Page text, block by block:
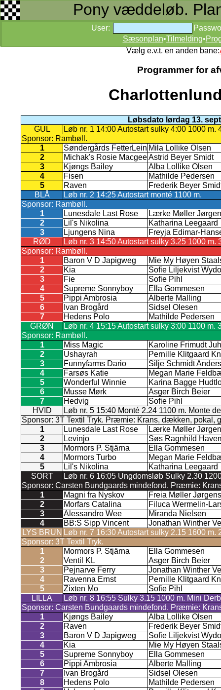
Pony væddeløb.
User:
Sæsonplan•Tilmelding•
Vælg e.v.t. en anden bane:
Programmer for
Løbsdato lørdag 13.
GUL
Løb nr. 1 14:00 Autostart sulky 4:00 1000 m.
Sponsor: Rambøll.
1
Søndergårds FetterLein Mila Lollike Olsen
2
Michak's Rosie MacgeeAstrid Beyer Smidt
3
Kjøngs Bailey
Alba Lollike Olsen
4
Fisen
Mathilde Pedersen
5
Raven
Frederik Beyer
BLÅ
Løb nr. 2 14:25 Autostart monté 1100 m.
Sponsor: Rambøll.
1
Lunesdale Last Rose
Lærke Møller
2
Lil's Nikolina
Katharina Leegaard
3
Ljungens Nina
Freyja Edimar-
RØD
Løb nr. 3 14:50 Autostart sulky 3.25 1000 m.
Sponsor: Rambøll.
1
Baron V D Japigweg
Mie My Høyen
2
Kia
Sofie Liljekvist
3
Fie
Sofie Pihl
4
Supreme Sonnyboy
Ella Gommesen
5
Pippi Ambrosia
Alberte Malling
6
Ivan Brogård
Sidsel Olesen
7
Hedens Polo
Mathilde Pedersen
GRØN
Løb nr. 4 15:15 Autostart sulky 3:00 1100 m.
Sponsor: Rambøll.
1
Miss Magic
Karoline Frimudt
2
Ushayrah
Pernille Klitgaard
3
Funnyfarms Dario
Silje Schmidt
4
Farsøs Katie
Megan Marie
5
Wonderful Winnie
Karina Bagge
6
Musse Mørk
Asger Birch Beier
7
Hedvig
Sofie Pihl
HVID
Løb nr. 5 15:40 Monté 2.24 1100 m. Monte
Sponsor: 3T Textil Tryk. Præmie: Krans, dækken, pokal,
1
Lunesdale Last Rose
Lærke Møller
2
Levinjo
Søs Ragnhild
3
Mormors P. Stjärna
Ella Gommesen
4
Mormors Turbo
Megan Marie
5
Lil's Nikolina
Katharina Leegaard
SORT
Løb nr. 6 16:05 Ungdomsløb Sulky 2.30
Sponsor: Carsten Bundgaards mindefond. Præmie:
1
Magni fra Nyskov
Freia Møller
2
Morfars Catalina
Filuca Wermelin-
3
Alessandro Wee
Miranda Nielsen
4
BB:S Sipp Vincent
Jonathan Winther
LYS BRUN Løb nr. 7 16:30 Autostart sulky 2.15 1600 m.
Sponsor: 3T Textil Tryk.
1
Mormors P. Stjärna
Ella Gommesen
2
Ventil KL
Asger Birch Beier
3
Pejnarve Ferry
Jonathan Winther
4
Ravenna Ernst
Pernille Klitgaard
5
Zixten Mo
Sofie Pihl
LILLA
Løb nr. 8 16:55 Sulky 3.15 1000 m. Mini
Sponsor: Carsten Bundgaards mindefond. Præmie:
1
Kjøngs Bailey
Alba Lollike Olsen
2
Raven
Frederik Beyer
3
Baron V D Japigweg
Sofie Liljekvist
4
Kia
Mie My Høyen
5
Supreme Sonnyboy
Ella Gommesen
6
Pippi Ambrosia
Alberte Malling
7
Ivan Brogård
Sidsel Olesen
8
Hedens Polo
Mathilde Pedersen